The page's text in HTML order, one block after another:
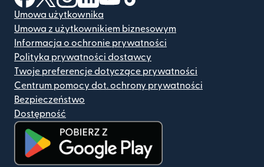
Umowa użytkownika
Umowa z użytkownikiem biznesowym
Informacja o ochronie prywatności
Polityka prywatności dostawcy
Twoje preferencje dotyczące prywatności
Centrum pomocy dot. ochrony prywatności
Bezpieczeństwo
Dostępność